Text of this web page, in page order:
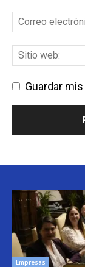
Guardar
Empresas